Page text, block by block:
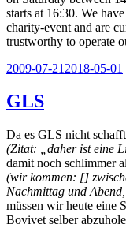
starts at 16:30. We
charity-event and are
trustworthy to operate
Veröffentlicht
2009-07-21 2018-05-01
GLS
Da es GLS nicht
(Zitat: „daher ist eine
damit noch schlimmer
(wir kommen: []
Nachmittag und
müssen wir heute eine
Bovivet selber